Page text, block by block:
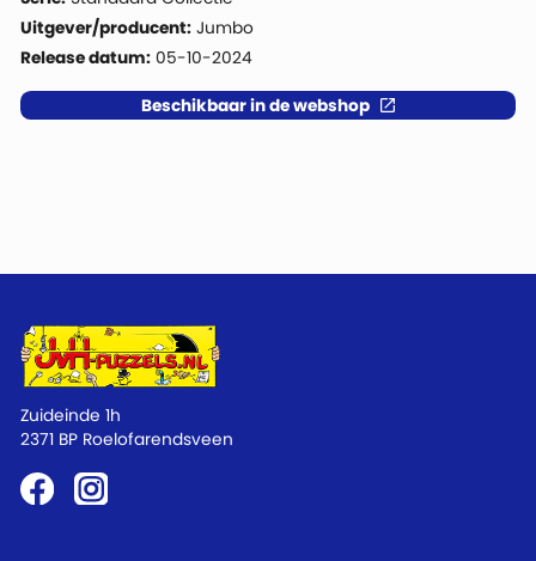
Uitgever/producent: Jumbo
Release datum: 05-10-2024
Beschikbaar in de webshop
Zuideinde 1h
2371 BP Roelofarendsveen